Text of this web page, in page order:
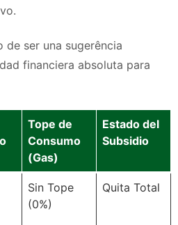
de ser una sugerência
financiera absoluta para
Tope de
Consumo
(Gas)
Estado del
Subsidio
Sin Tope
(0%)
Quita Total